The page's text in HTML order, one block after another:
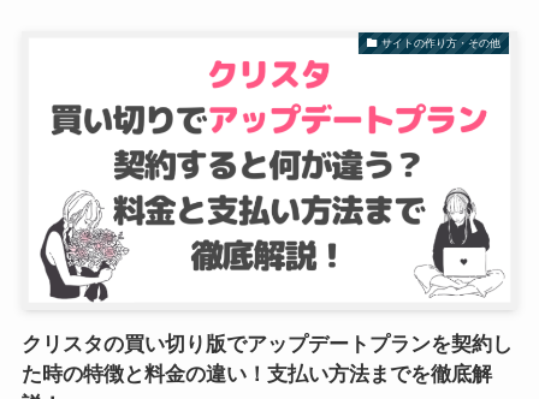
サイトの作り方・その他
クリスタの買い切り版でアップデートプランを契約し
た時の特徴と料金の違い！支払い方法までを徹底解